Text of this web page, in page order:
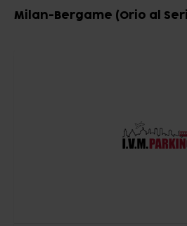
ofMilan-Bergame (Orio al